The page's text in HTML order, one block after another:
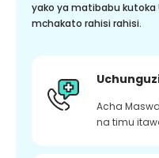
yako ya matibabu kutoka
mchakato rahisi rahisi.
Acha
na timu